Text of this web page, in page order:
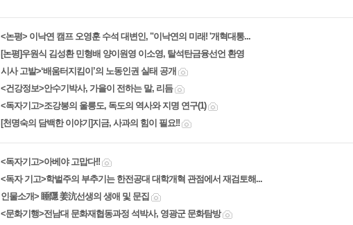
<논평> 이낙연 캠프 오영훈 수석 대변인, "이낙연의 미래! '개혁대통...
[논평]우원식 김성환 민형배 양이원영 이소영, 탈석탄금융선언 환영
시사 고발>‘배움터지킴이’의 노동인권 실태 공개
<건강정보>안수기박사, 가을이 전하는 말, 리듬
<독자기고>조강봉의 울릉도, 독도의 역사와 지명 연구(1)
[천명숙의 담백한 이야기]지금, 사과의 힘이 필요!!
<독자기고>아베야 고맙다!!
<독자 기고>학벌주의 부추기는 한전공대 대학개혁 관점에서 재검토해...
인물소개> 睡隱 姜沆선생의 생애 및 문집
<문화기행>전남대 문화재협동과정 석박사, 영광군 문화탐방